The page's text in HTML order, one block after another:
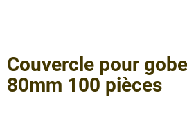
Couvercle pour
80mm 100 pièces